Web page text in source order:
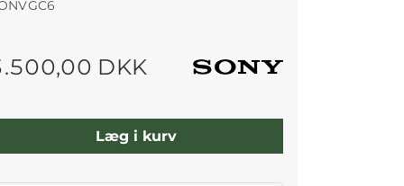
DKK
Læg i kurv